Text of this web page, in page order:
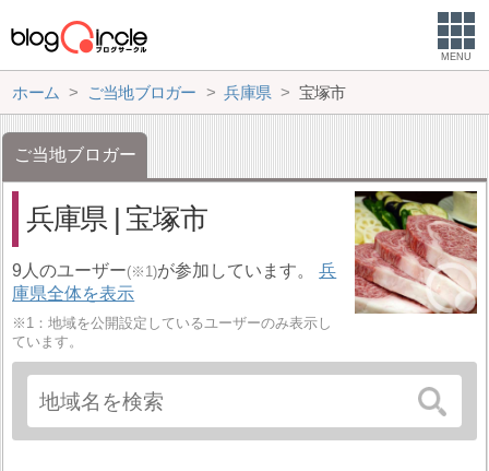
MENU
ホーム ご当地ブロガー 兵庫県 宝塚市
ご当地ブロガー
兵庫県 | 宝塚市
9人のユーザー(※1)が参加しています。兵
庫県全体を表示
※1：地域を公開設定しているユーザーのみ表示し
ています。